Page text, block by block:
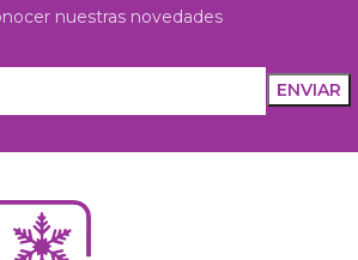
nuestras novedades